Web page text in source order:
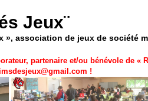
Jeux¨
», association de jeux de société
partenaire et/ou bénévole de «
!